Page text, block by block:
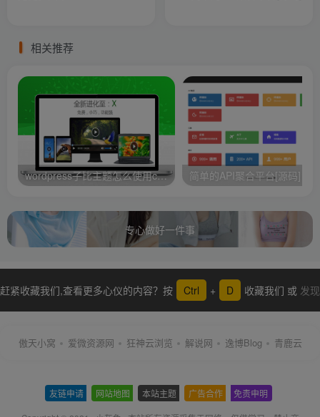
相关推荐
wordpress子比主题怎么使用ckplayer播放器 简单的API聚合平台[源码]
专心做好一件事
赶紧收藏我们,查看更多心仪的内容？按 Ctrl + D 收藏我们 或 发现
傲天小窝 爱微资源网 狂神云浏览 解说网 逸博Blog 青鹿云
友链申请 网站地图 本站主题 广告合作 免责申明